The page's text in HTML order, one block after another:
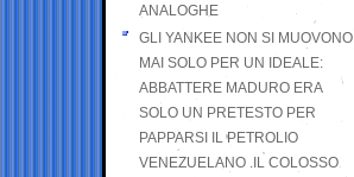
ANALOGHE
GLI YANKEE NON SI MUOVONO
MAI SOLO PER UN IDEALE:
ABBATTERE MADURO ERA
SOLO UN PRETESTO PER
PAPPARSI IL PETROLIO
VENEZUELANO .IL COLOSSO